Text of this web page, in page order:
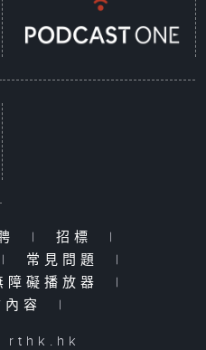
| 招標
|
| 常見問題
|
障礙播放器
|
內容
|
rthk.hk